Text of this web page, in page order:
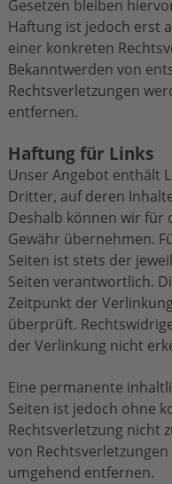
Gesetzen bleiben
Haftung ist jedoch erst
einer konkreten
Bekanntwerden von
Rechtsverletzungen
entfernen.
Haftung für Links
Unser Angebot enthält
Dritter, auf deren
Deshalb können wir für
Gewähr übernehmen.
Seiten ist stets der
Seiten verantwortlich.
Zeitpunkt der
überprüft.
der Verlinkung nicht
Eine permanente
Seiten ist jedoch ohne
Rechtsverletzung nicht
von
umgehend entfernen.